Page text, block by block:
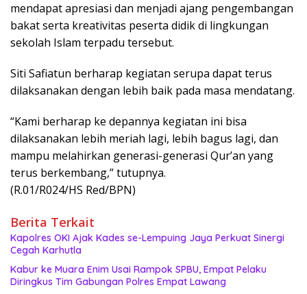
mendapat apresiasi dan menjadi ajang pengembangan
bakat serta kreativitas peserta didik di lingkungan
sekolah Islam terpadu tersebut.
Siti Safiatun berharap kegiatan serupa dapat terus
dilaksanakan dengan lebih baik pada masa mendatang.
“Kami berharap ke depannya kegiatan ini bisa
dilaksanakan lebih meriah lagi, lebih bagus lagi, dan
mampu melahirkan generasi-generasi Qur’an yang
terus berkembang,” tutupnya.
(R.01/R024/HS Red/BPN)
Berita Terkait
Kapolres OKI Ajak Kades se-Lempuing Jaya Perkuat Sinergi
Cegah Karhutla
Kabur ke Muara Enim Usai Rampok SPBU, Empat Pelaku
Diringkus Tim Gabungan Polres Empat Lawang